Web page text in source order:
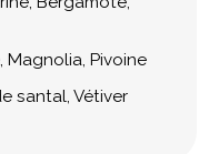
Magnolia, Pivoine
santal, Vétiver